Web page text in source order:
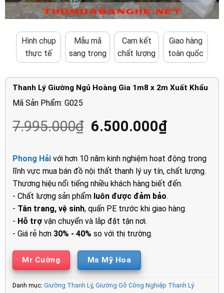
Hình chụp
thực tế
Mẫu mã
sang trọng
Cam kết
chất lượng
Giao hàng
toàn quốc
Thanh Lý Giường Ngủ Hoàng Gia 1m8 x 2m Xuất Khẩu
Mã Sản Phẩm: G025
7.995.000₫ Giá
là:
7.995.000₫.
6.500.000₫Giá
tại
là:
Phong Hảivới hơn 10 năm kinh nghiệm hoạt động trong
lĩnh vực mua bán đồ nội thất thanh lý uy tín, chất lượng.
Thương hiệu nổi tiếng nhiều khách hàng biết đến.
- Chất lượng sản phẩm luôn được đảm bảo.
- Tân trang, vệ sinh, quấn PE trước khi giao hàng.
- Hỗ trợvận chuyển và lắp đặt tận nơi.
- Giá rẻ hơn 30% - 40% so với thị trường.
Mr Cường Ms Mỹ Hoa
Danh mục: Giường Thanh Lý, Giường Gỗ Công Nghiệp Thanh Lý